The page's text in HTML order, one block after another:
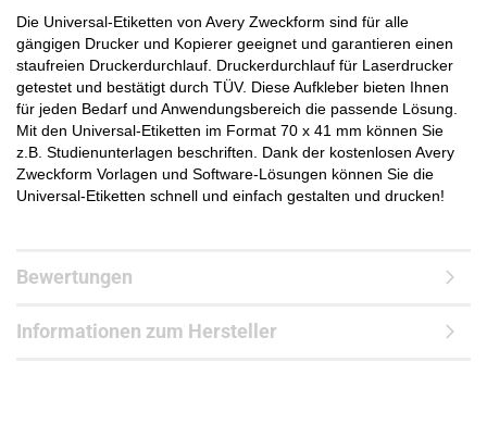
Die Universal-Etiketten von Avery Zweckform sind für alle
gängigen Drucker und Kopierer geeignet und garantieren einen
staufreien Druckerdurchlauf. Druckerdurchlauf für Laserdrucker
getestet und bestätigt durch TÜV. Diese Aufkleber bieten Ihnen
für jeden Bedarf und Anwendungsbereich die passende Lösung.
Mit den Universal-Etiketten im Format 70 x 41 mm können Sie
z.B. Studienunterlagen beschriften. Dank der kostenlosen Avery
Zweckform Vorlagen und Software-Lösungen können Sie die
Universal-Etiketten schnell und einfach gestalten und drucken!
Bewertungen
Informationen zum Hersteller